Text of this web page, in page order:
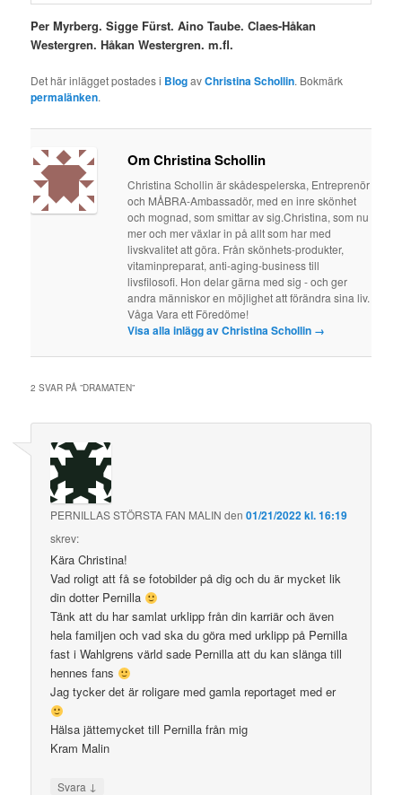
Per Myrberg. Sigge Fürst. Aino Taube. Claes-Håkan
Westergren. Håkan Westergren. m.fl.
Det här inlägget postades i BlogavChristina Schollin. Bokmärk
permalänken.
Om Christina Schollin
Christina Schollin är skådespelerska, Entreprenör
och MÅBRA-Ambassadör, med en inre skönhet
och mognad, som smittar av sig.Christina, som nu
mer och mer växlar in på allt som har med
livskvalitet att göra. Från skönhets-produkter,
vitaminpreparat, anti-aging-business till
livsfilosofi. Hon delar gärna med sig - och ger
andra människor en möjlighet att förändra sina liv.
Våga Vara ett Föredöme!
Visa alla inlägg av Christina Schollin →
2 SVAR PÅ ”DRAMATEN”
PERNILLAS STÖRSTA FAN MALIN den01/21/2022 kl. 16:19
skrev:
Kära Christina!
Vad roligt att få se fotobilder på dig och du är mycket lik
din dotter Pernilla
Tänk att du har samlat urklipp från din karriär och även
hela familjen och vad ska du göra med urklipp på Pernilla
fast i Wahlgrens värld sade Pernilla att du kan slänga till
hennes fans
Jag tycker det är roligare med gamla reportaget med er
Hälsa jättemycket till Pernilla från mig
Kram Malin
Svara ↓